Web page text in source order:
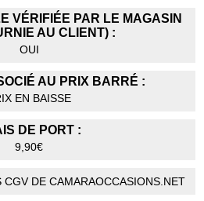
VÉRIFIÉE PAR LE MAGASIN
AU CLIENT) :
OUI
AU PRIX BARRÉ :
EN BAISSE
DE PORT :
9,90€
DE CAMARAOCCASIONS.NET